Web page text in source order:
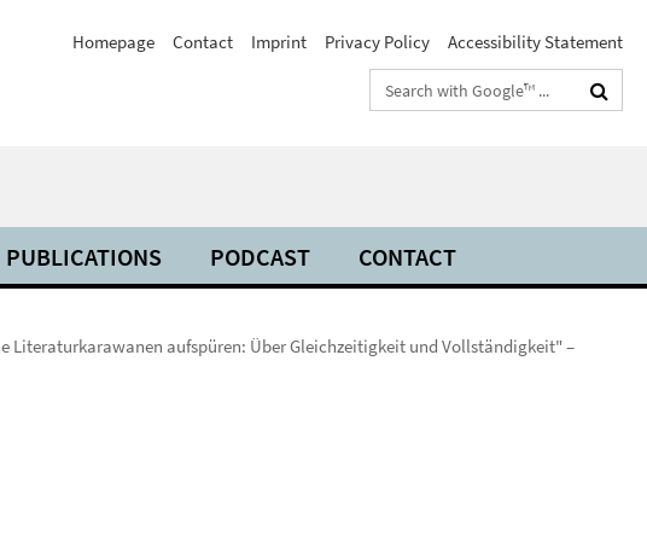
Homepage Contact Imprint Privacy Policy
Accessibility Statement
Search
terms
PUBLICATIONS PODCAST CONTACT
Literaturkarawanen aufspüren: Über Gleichzeitigkeit und Vollständigkeit" –